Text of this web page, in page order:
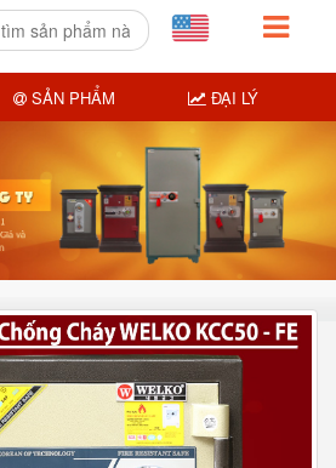
SẢN PHẨM ĐẠI LÝ